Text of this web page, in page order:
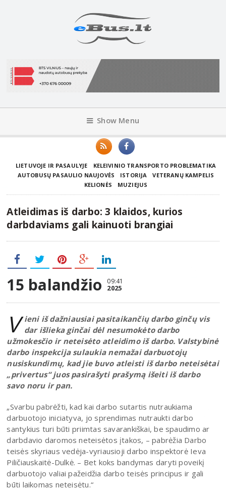
Show Menu
LIETUVOJE IR PASAULYJE
KELEIVINIO TRANSPORTO PROBLEMATIKA
AUTOBUSŲ PASAULIO NAUJOVĖS
ISTORIJA
VETERANŲ KAMPELIS
KELIONĖS
MUZIEJUS
Atleidimas iš darbo: 3 klaidos, kurios
darbdaviams gali kainuoti brangiai
15 balandžio 09:41
2025
V ieni iš dažniausiai pasitaikančių darbo ginčų vis
dar išlieka ginčai dėl nesumokėto darbo
užmokesčio ir neteisėto atleidimo iš darbo. Valstybinė
darbo inspekcija sulaukia nemažai darbuotojų
nusiskundimų, kad jie buvo atleisti iš darbo neteisėtai
„privertus“ juos pasirašyti prašymą išeiti iš darbo
savo noru ir pan.
„Svarbu pabrėžti, kad kai darbo sutartis nutraukiama
darbuotojo iniciatyva, jo sprendimas nutraukti darbo
santykius turi būti priimtas savarankiškai, be spaudimo ar
darbdavio daromos neteisėtos įtakos, – pabrėžia Darbo
teisės skyriaus vedėja-vyriausioji darbo inspektorė Ieva
Piličiauskaitė-Dulkė. – Bet koks bandymas daryti poveikį
darbuotojo valiai pažeidžia darbo teisės principus ir gali
būti laikomas neteisėtu.“